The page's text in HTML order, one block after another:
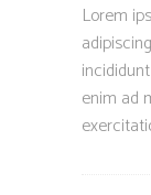
Lorem
enim ad